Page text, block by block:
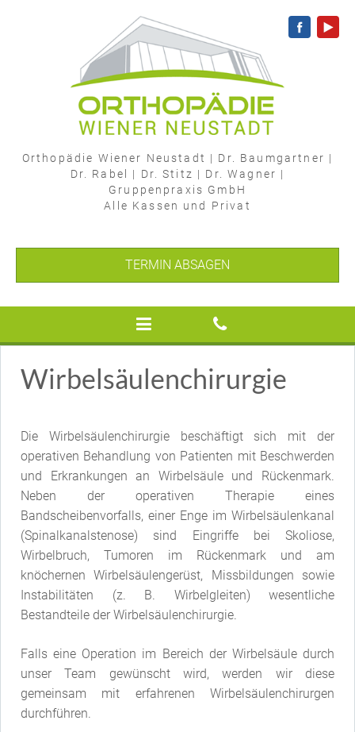
Orthopädie Wiener Neustadt | Dr. Baumgartner |
Dr. Rabel | Dr. Stitz | Dr. Wagner |
Gruppenpraxis GmbH
Alle Kassen und Privat
TERMIN ABSAGEN
Wirbelsäulenchirurgie
Die Wirbelsäulenchirurgie beschäftigt sich mit der
operativen Behandlung von Patienten mit Beschwerden
und Erkrankungen an Wirbelsäule und Rückenmark.
Neben der operativen Therapie eines
Bandscheibenvorfalls, einer Enge im Wirbelsäulenkanal
(Spinalkanalstenose) sind Eingriffe bei Skoliose,
Wirbelbruch, Tumoren im Rückenmark und am
knöchernen Wirbelsäulengerüst, Missbildungen sowie
Instabilitäten (z. B. Wirbelgleiten) wesentliche
Bestandteile der Wirbelsäulenchirurgie.
Falls eine Operation im Bereich der Wirbelsäule durch
unser Team gewünscht wird, werden wir diese
gemeinsam mit erfahrenen Wirbelsäulenchirurgen
durchführen.